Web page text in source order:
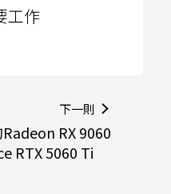
工作
下一則
RX 9060
RTX 5060 Ti